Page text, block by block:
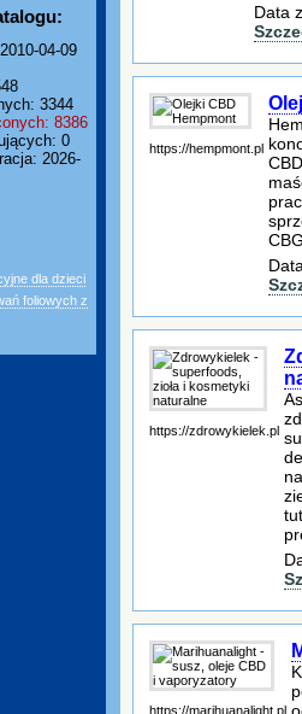
04-09
3344
8386
0
2026-
dla dzieci
foliowych z
Data
https://hempmont.pl
https://zdrowykielek.pl
https://marihuanalight.pl